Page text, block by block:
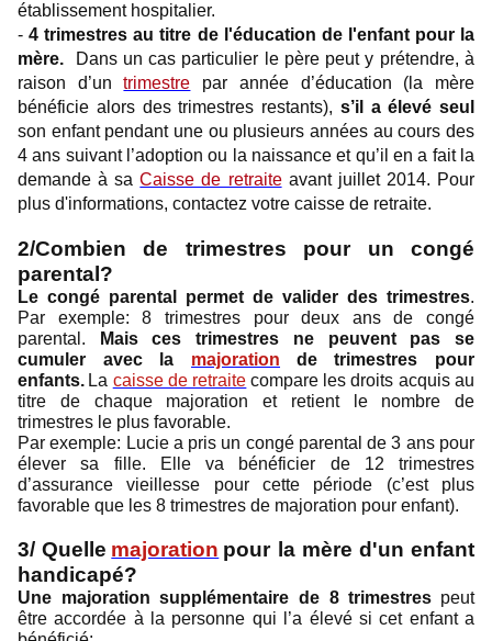
établissement hospitalier.
-4 trimestres au titre de l'éducation de l'enfant pour la
mère.
Dans un cas particulier le père peut y prétendre, à
raison d’untrimestre par année d’éducation (la mère
bénéficie alors des trimestres restants), s’il a élevé seul
son enfant pendant une ou plusieurs années au cours des
4 ans suivant l’adoption ou la naissance et qu’il en a fait la
demande à saCaisse de retraiteavant juillet 2014. Pour
plus d'informations, contactez votre caisse de retraite.
2/Combien de trimestres pour un congé
parental?
Le congé parental permet de valider des trimestres.
Par exemple: 8 trimestres pour deux ans de congé
parental.
Mais ces trimestres ne peuvent pas se
cumuler avec la
majoration
de trimestres pour
enfants. La caisse de retraite compare les droits acquis au
titre de chaque majoration et retient le nombre de
trimestres le plus favorable.
Par exemple: Lucie a pris un congé parental de 3 ans pour
élever sa fille. Elle va bénéficier de 12 trimestres
d’assurance vieillesse pour cette période (c’est plus
favorable que les 8 trimestres de majoration pour enfant).
3/ Quelle majoration pour la mère d'un enfant
handicapé?
Une majoration supplémentaire de 8 trimestres peut
être accordée à la personne qui l’a élevé si cet enfant a